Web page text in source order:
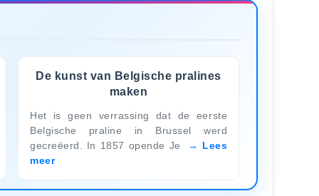
De kunst van Belgische pralines
maken
Het is geen verrassing dat de eerste
Belgische praline in Brussel werd
gecreëerd. In 1857 opende Je
Lees
meer